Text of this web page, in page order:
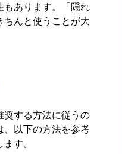
もあります。「隠れ
ちんと使うことが大
奨する方法に従うの
、以下の方法を参考
す。